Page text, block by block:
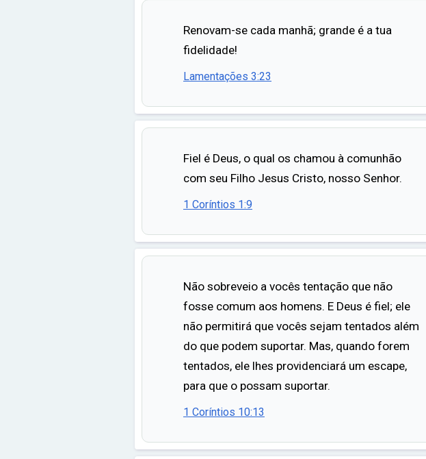
Renovam-se cada manhã; grande é a tua
fidelidade!
Lamentações 3:23
Fiel é Deus, o qual os chamou à comunhão
com seu Filho Jesus Cristo, nosso Senhor.
1 Coríntios 1:9
Não sobreveio a vocês tentação que não
fosse comum aos homens. E Deus é fiel; ele
não permitirá que vocês sejam tentados além
do que podem suportar. Mas, quando forem
tentados, ele lhes providenciará um escape,
para que o possam suportar.
1 Coríntios 10:13